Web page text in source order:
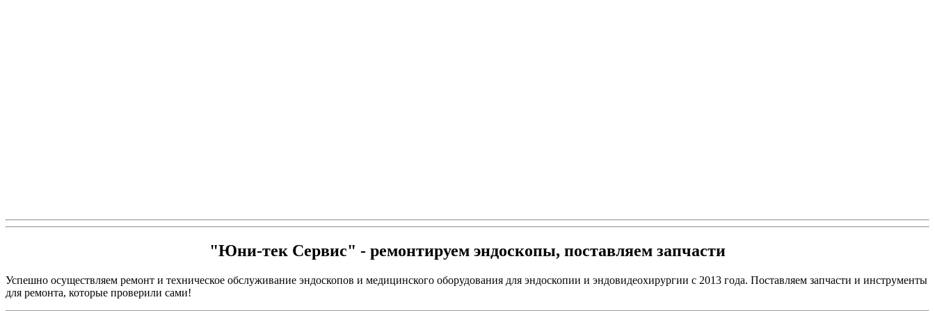
"Юни-тек Сервис" - ремонтируем эндоскопы, поставляем запчасти
Успешно осуществляем ремонт и техническое обслуживание эндоскопов и медицинского оборудования для эндоскопии и эндовидеохирургии с 2013 года. Поставляем запчасти и инструменты
для ремонта, которые проверили сами!